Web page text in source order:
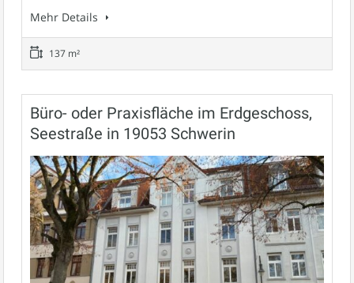
Mehr Details
137 m²
Büro- oder Praxisfläche im Erdgeschoss,
Seestraße in 19053 Schwerin